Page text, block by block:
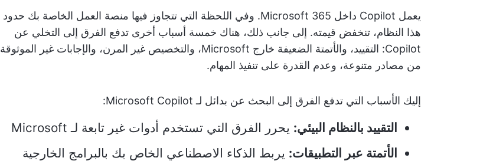
يعمل Copilot داخل Microsoft 365. وفي اللحظة التي تتجاوز فيها منصة العمل الخاصة بك حدود
هذا النظام، تنخفض قيمته. إلى جانب ذلك، هناك خمسة أسباب أخرى تدفع الفرق إلى التخلي عن
Copilot: التقييد، والأتمتة الضعيفة خارج Microsoft، والتخصيص غير المرن، والإجابات غير الموثوقة
من مصادر متنوعة، وعدم القدرة على تنفيذ المهام.
إليك الأسباب التي تدفع الفرق إلى البحث عن بدائل لـ Microsoft Copilot:
التقييد بالنظام البيئي: يحرر الفرق التي تستخدم أدوات غير تابعة لـ Microsoft
الأتمتة عبر التطبيقات: يربط الذكاء الاصطناعي الخاص بك بالبرامج الخارجية